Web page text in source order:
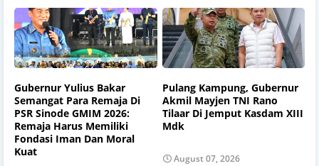
Gubernur Yulius Bakar
Semangat Para Remaja Di
PSR Sinode GMIM 2026:
Remaja Harus Memiliki
Fondasi Iman Dan Moral
Kuat
Pulang Kampung, Gubernur
Akmil Mayjen TNI Rano
Tilaar Di Jemput Kasdam XIII
Mdk
August 07, 2026